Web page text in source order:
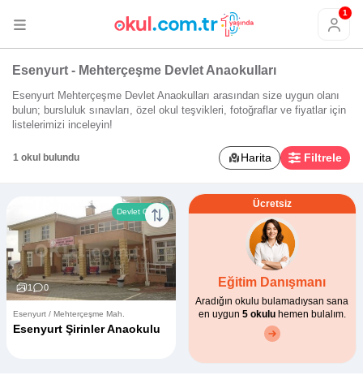
1
Esenyurt - Mehterçeşme Devlet Anaokulları
Esenyurt Mehterçeşme Devlet Anaokulları arasından size uygun olanı
bulun; bursluluk sınavları, özel okul teşvikleri, fotoğraflar ve fiyatlar için
listelerimizi inceleyin!
1 okul bulundu Harita Filtrele
1 0
Devlet Okulu
Esenyurt / Mehterçeşme Mah.
Esenyurt Şirinler Anaokulu
Ücretsiz
Eğitim Danışmanı
Aradığın okulu bulamadıysan sana
en uygun 5 okuluhemen bulalım.